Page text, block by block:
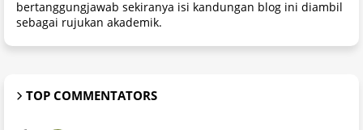
bertanggungjawab sekiranya isi kandungan blog ini diambil
sebagai rujukan akademik.
TOP COMMENTATORS